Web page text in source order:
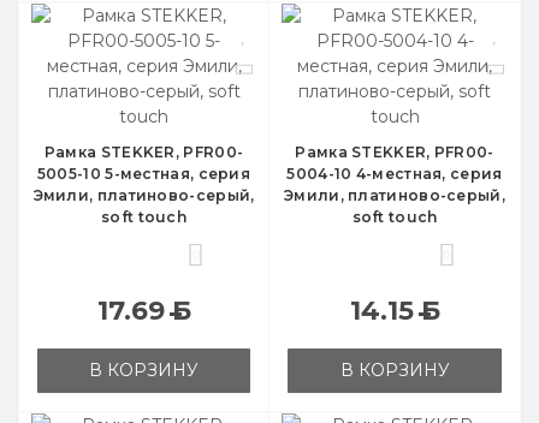
Рамка STEKKER, PFR00-
5005-10 5-местная, серия
Эмили, платиново-серый,
soft touch
17.69Б
В КОРЗИНУ
Рамка STEKKER, PFR00-
5004-10 4-местная, серия
Эмили, платиново-серый,
soft touch
14.15Б
В КОРЗИНУ